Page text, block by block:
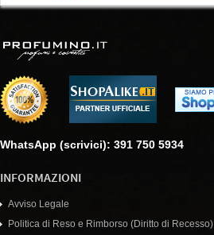
WhatsApp (scrivici): 391 750 5934
INFORMAZIONI
Avviso Legale
Politica di Reso e Rimborso (Diritto di Recesso)